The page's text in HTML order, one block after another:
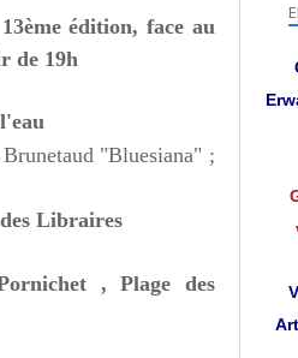
édition, face au
de 19h
"Bluesiana" ;
Libraires
, Plage des